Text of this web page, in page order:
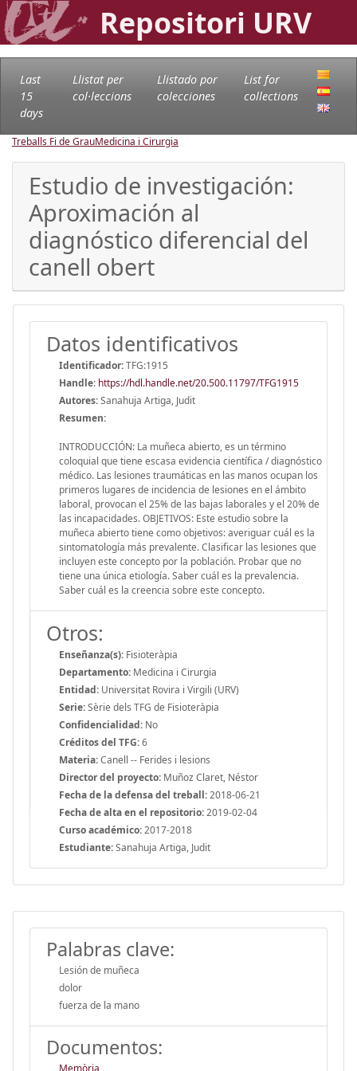
Repositori URV
Last
15
days
Llistat per
col·leccions
Llistado por
colecciones
List for
collections
Treballs Fi de GrauMedicina i Cirurgia
Estudio de investigación:
Aproximación al
diagnóstico diferencial del
canell obert
Datos identificativos
Identificador:TFG:1915
Handle: https://hdl.handle.net/20.500.11797/TFG1915
Autores:Sanahuja Artiga, Judit
Resumen:
INTRODUCCIÓN: La muñeca abierto, es un término
coloquial que tiene escasa evidencia científica / diagnóstico
médico. Las lesiones traumáticas en las manos ocupan los
primeros lugares de incidencia de lesiones en el ámbito
laboral, provocan el 25% de las bajas laborales y el 20% de
las incapacidades. OBJETIVOS: Este estudio sobre la
muñeca abierto tiene como objetivos: averiguar cuál es la
sintomatología más prevalente. Clasificar las lesiones que
incluyen este concepto por la población. Probar que no
tiene una única etiología. Saber cuál es la prevalencia.
Saber cuál es la creencia sobre este concepto.
Otros:
Enseñanza(s): Fisioteràpia
Departamento: Medicina i Cirurgia
Entidad: Universitat Rovira i Virgili (URV)
Serie:Sèrie dels TFG de Fisioteràpia
Confidencialidad: No
Créditos del TFG:6
Materia:Canell -- Ferides i lesions
Director del proyecto: Muñoz Claret, Néstor
Fecha de la defensa del treball:2018-06-21
Fecha de alta en el repositorio:2019-02-04
Curso académico:2017-2018
Estudiante:Sanahuja Artiga, Judit
Palabras clave:
Lesión de muñeca
dolor
fuerza de la mano
Documentos:
Memòria